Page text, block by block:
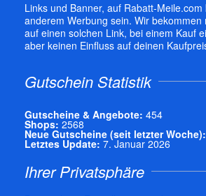
Links und Banner, auf Rabatt-
anderem Werbung sein. Wir bekommen
auf einen solchen Link, bei einem Kauf
aber keinen Einfluss auf deinen
Gutschein Statistik
Gutscheine & Angebote: 454
Shops: 2568
Neue Gutscheine (seit letzter Woche):
Letztes Update: 7. Januar 2026
Ihrer Privatsphäre